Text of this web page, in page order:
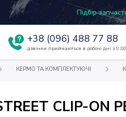
Підбір
+38 (096) 488 77 88
дзвінки приймаються в робочі дні з
КЕРМО ТА КОМПЛЕКТУЮЧІ
CLIP-ON